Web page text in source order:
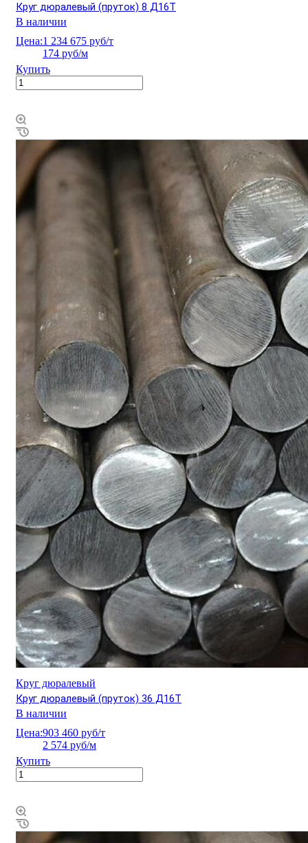
Круг дюралевый (пруток) 8 Д16Т
В наличии
Цена:1 234 675 руб/т
174 руб/м
Купить
Круг дюралевый
Круг дюралевый (пруток) 36 Д16Т
В наличии
Цена:903 460 руб/т
2 574 руб/м
Купить